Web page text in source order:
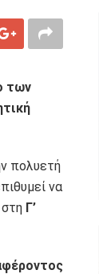
των
πολυετή
να
Γ’